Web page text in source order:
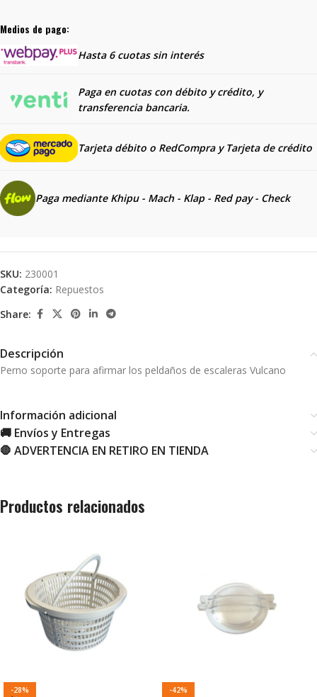
Medios de pago:
Hasta 6 cuotas sin interés
Paga en cuotas con débito y crédito, y
transferencia bancaria.
Tarjeta débito o RedCompra y Tarjeta de crédito
Paga mediante Khipu - Mach - Klap - Red pay - Check
SKU: 230001
Categoría: Repuestos
Share:
Descripción
Perno soporte para afirmar los peldaños de escaleras Vulcano
Información adicional
🚚 Envíos y Entregas
🛑 ADVERTENCIA EN RETIRO EN TIENDA
Productos relacionados
-28% -42%